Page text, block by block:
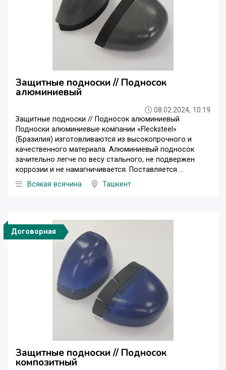
Защитные подноски // Подносок
алюминиевый
08.02.2024, 10:19
Защитные подноски // Подносок алюминиевый
Подноски алюминиевые компании «Flecksteel»
(Бразилия) изготовливаются из высокопрочного и
качественного материала. Алюминиевый подносок
зачительно легче по весу стального, не подвержен
коррозии и не намагничивается. Поставляется ...
Всякая всячина
Ташкент
Договорная
Защитные подноски // Подносок
композитный